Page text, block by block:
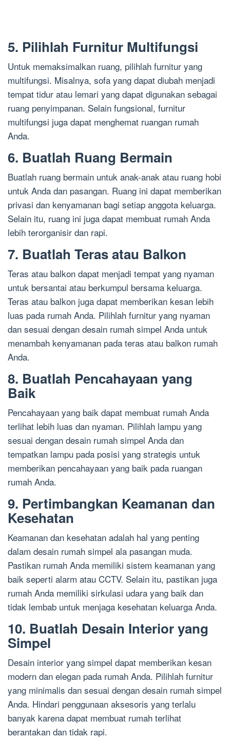
5. Pilihlah Furnitur Multifungsi
Untuk memaksimalkan ruang, pilihlah furnitur yang
multifungsi. Misalnya, sofa yang dapat diubah menjadi
tempat tidur atau lemari yang dapat digunakan sebagai
ruang penyimpanan. Selain fungsional, furnitur
multifungsi juga dapat menghemat ruangan rumah
Anda.
6. Buatlah Ruang Bermain
Buatlah ruang bermain untuk anak-anak atau ruang hobi
untuk Anda dan pasangan. Ruang ini dapat memberikan
privasi dan kenyamanan bagi setiap anggota keluarga.
Selain itu, ruang ini juga dapat membuat rumah Anda
lebih terorganisir dan rapi.
7. Buatlah Teras atau Balkon
Teras atau balkon dapat menjadi tempat yang nyaman
untuk bersantai atau berkumpul bersama keluarga.
Teras atau balkon juga dapat memberikan kesan lebih
luas pada rumah Anda. Pilihlah furnitur yang nyaman
dan sesuai dengan desain rumah simpel Anda untuk
menambah kenyamanan pada teras atau balkon rumah
Anda.
8. Buatlah Pencahayaan yang
Baik
Pencahayaan yang baik dapat membuat rumah Anda
terlihat lebih luas dan nyaman. Pilihlah lampu yang
sesuai dengan desain rumah simpel Anda dan
tempatkan lampu pada posisi yang strategis untuk
memberikan pencahayaan yang baik pada ruangan
rumah Anda.
9. Pertimbangkan Keamanan dan
Kesehatan
Keamanan dan kesehatan adalah hal yang penting
dalam desain rumah simpel ala pasangan muda.
Pastikan rumah Anda memiliki sistem keamanan yang
baik seperti alarm atau CCTV. Selain itu, pastikan juga
rumah Anda memiliki sirkulasi udara yang baik dan
tidak lembab untuk menjaga kesehatan keluarga Anda.
10. Buatlah Desain Interior yang
Simpel
Desain interior yang simpel dapat memberikan kesan
modern dan elegan pada rumah Anda. Pilihlah furnitur
yang minimalis dan sesuai dengan desain rumah simpel
Anda. Hindari penggunaan aksesoris yang terlalu
banyak karena dapat membuat rumah terlihat
berantakan dan tidak rapi.